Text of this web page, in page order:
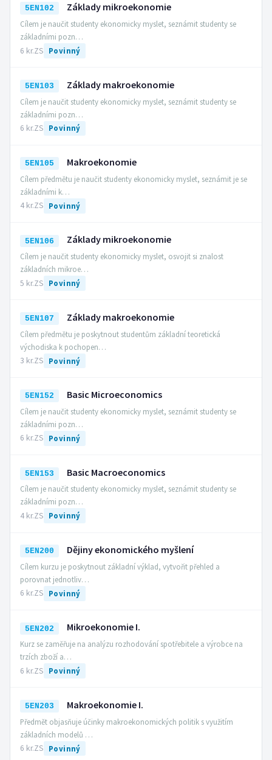
5EN102 Základy mikroekonomie
Cílem je naučit studenty ekonomicky myslet, seznámit studenty se
základními pozn…
6 kr.ZS Povinný
5EN103 Základy makroekonomie
Cílem je naučit studenty ekonomicky myslet, seznámit studenty se
základními pozn…
6 kr.ZS Povinný
5EN105 Makroekonomie
Cílem předmětu je naučit studenty ekonomicky myslet, seznámit je se
základními k…
4 kr.ZS Povinný
5EN106 Základy mikroekonomie
Cílem je naučit studenty ekonomicky myslet, osvojit si znalost
základních mikroe…
5 kr.ZS Povinný
5EN107 Základy makroekonomie
Cílem předmětu je poskytnout studentům základní teoretická
východiska k pochopen…
3 kr.ZS Povinný
5EN152 Basic Microeconomics
Cílem je naučit studenty ekonomicky myslet, seznámit studenty se
základními pozn…
6 kr.ZS Povinný
5EN153 Basic Macroeconomics
Cílem je naučit studenty ekonomicky myslet, seznámit studenty se
základními pozn…
4 kr.ZS Povinný
5EN200 Dějiny ekonomického myšlení
Cílem kurzu je poskytnout základní výklad, vytvořit přehled a
porovnat jednotliv…
6 kr.ZS Povinný
5EN202 Mikroekonomie I.
Kurz se zaměřuje na analýzu rozhodování spotřebitele a výrobce na
trzích zboží a…
6 kr.ZS Povinný
5EN203 Makroekonomie I.
Předmět objasňuje účinky makroekonomických politik s využitím
základních modelů …
6 kr.ZS Povinný